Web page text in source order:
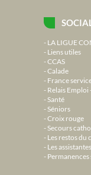
LA LIGUE
Liens utiles
CCAS
Calade
France
Relais Emploi
Santé
Séniors
Croix rouge
Secours
Les restos du
Les
Permanences